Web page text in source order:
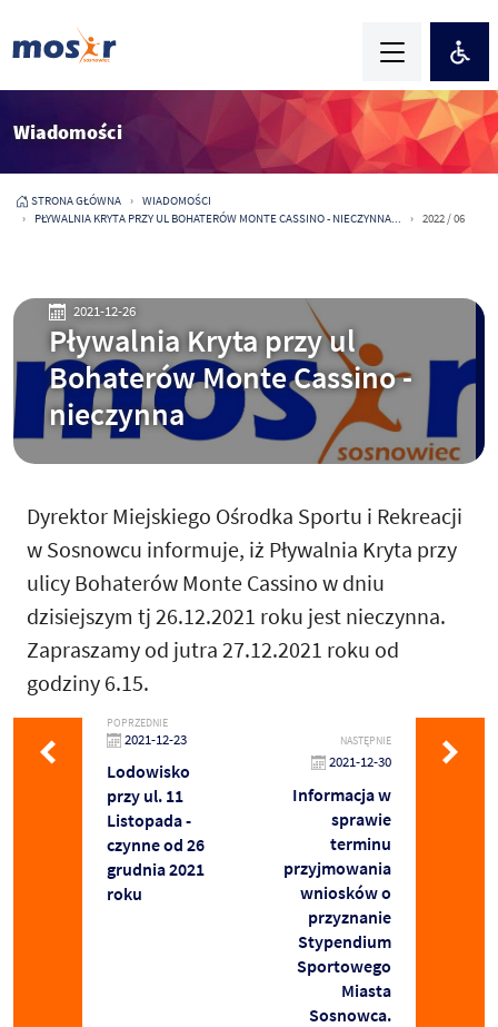
Wiadomości
STRONA GŁÓWNA
WIADOMOŚCI
PŁYWALNIA KRYTA PRZY UL BOHATERÓW MONTE CASSINO - NIECZYNNA...
2022 / 06
2021-12-26
Pływalnia Kryta przy ul
Bohaterów Monte Cassino -
nieczynna
Dyrektor Miejskiego Ośrodka Sportu i Rekreacji
w Sosnowcu informuje, iż Pływalnia Kryta przy
ulicy Bohaterów Monte Cassino w dniu
dzisiejszym tj 26.12.2021 roku jest nieczynna.
Zapraszamy od jutra 27.12.2021 roku od
godziny 6.15.
POPRZEDNIE
2021-12-23
Lodowisko
przy ul. 11
Listopada -
czynne od 26
grudnia 2021
roku
NASTĘPNIE
2021-12-30
Informacja w
sprawie
terminu
przyjmowania
wniosków o
przyznanie
Stypendium
Sportowego
Miasta
Sosnowca.